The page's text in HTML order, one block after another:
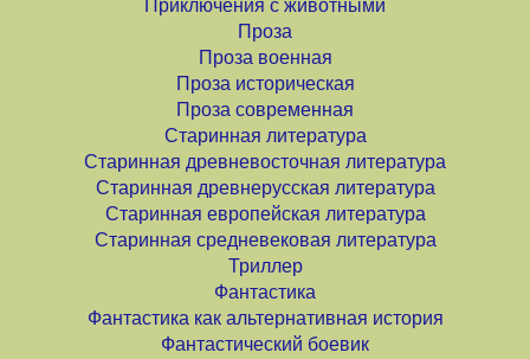
Приключения с животными
Проза
Проза военная
Проза историческая
Проза современная
Старинная литература
Старинная древневосточная литература
Старинная древнерусская литература
Старинная европейская литература
Старинная средневековая литература
Триллер
Фантастика
Фантастика как альтернативная история
Фантастический боевик